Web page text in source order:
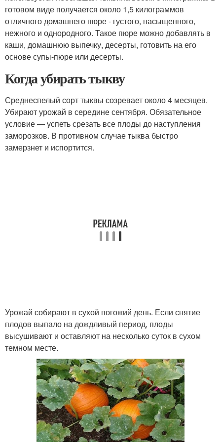
готовом виде получается около 1,5 килограммов
отличного домашнего пюре - густого, насыщенного,
нежного и однородного. Такое пюре можно добавлять в
каши, домашнюю выпечку, десерты, готовить на его
основе супы-пюре или десерты.
Когда убирать тыкву
Среднеспелый сорт тыквы созревает около 4 месяцев.
Убирают урожай в середине сентября. Обязательное
условие — успеть срезать все плоды до наступления
заморозков. В противном случае тыква быстро
замерзнет и испортится.
Урожай собирают в сухой погожий день. Если снятие
плодов выпало на дождливый период, плоды
высушивают и оставляют на несколько суток в сухом
темном месте.